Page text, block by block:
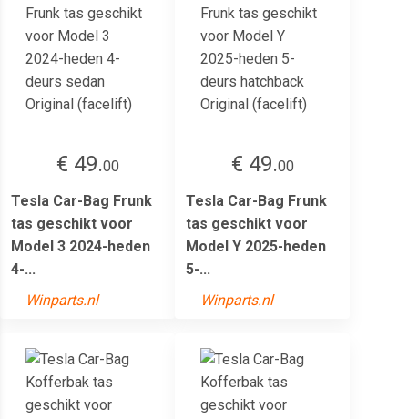
€ 49.00
Tesla Car-Bag Frunk
tas geschikt voor
Model 3 2024-heden
4-...
Winparts.nl
€ 49.00
Tesla Car-Bag Frunk
tas geschikt voor
Model Y 2025-heden
5-...
Winparts.nl